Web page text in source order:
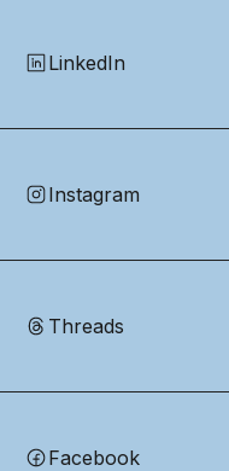
LinkedIn
Instagram
Threads
Facebook